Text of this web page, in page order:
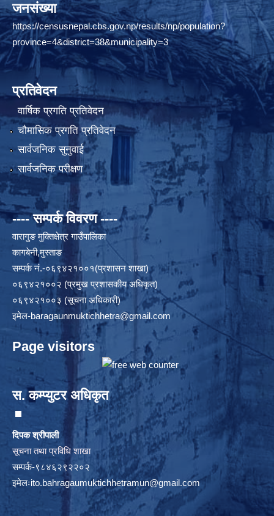
जनसंख्या
https://censusnepal.cbs.gov.np/results/np/population?
province=4&district=38&municipality=3
प्रतिवेदन
वार्षिक प्रगति प्रतिवेदन
चौमासिक प्रगति प्रतिवेदन
सार्वजनिक सुनुवाई
सार्वजनिक परीक्षण
---- सम्पर्क विवरण ----
वारागुङ मुक्तिक्षेत्र गाउँपालिका
कागबेनी,मुस्ताङ
सम्पर्क नं.-०६९४२१००१(प्रशासन शाखा)
०६९४२१००२ (प्रमुख प्रशासकीय अधिकृत)
०६९४२१००३ (सूचना अधिकारी)
इमेल-baragaunmuktichhetra@gmail.com
Page visitors
स. कम्प्युटर अधिकृत
दिपक श्रीपाली
सूचना तथा प्रविधि शाखा
सम्पर्क-९८४६२९२२०२
इमेलःito.bahragaumuktichhetramun@gmail.com